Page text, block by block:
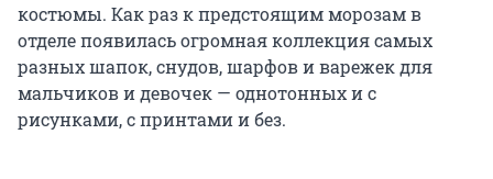
костюмы. Как раз к предстоящим морозам в
отделе появилась огромная коллекция самых
разных шапок, снудов, шарфов и варежек для
мальчиков и девочек — однотонных и с
рисунками, с принтами и без.